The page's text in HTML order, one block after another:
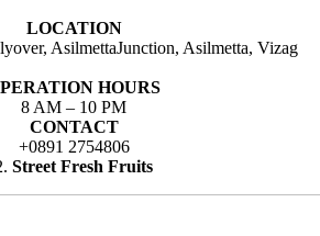
LOCATION
AsilmettaJunction, Asilmetta, Vizag
HOURS
8 AM – 10 PM
CONTACT
+0891 2754806
Street Fresh Fruits